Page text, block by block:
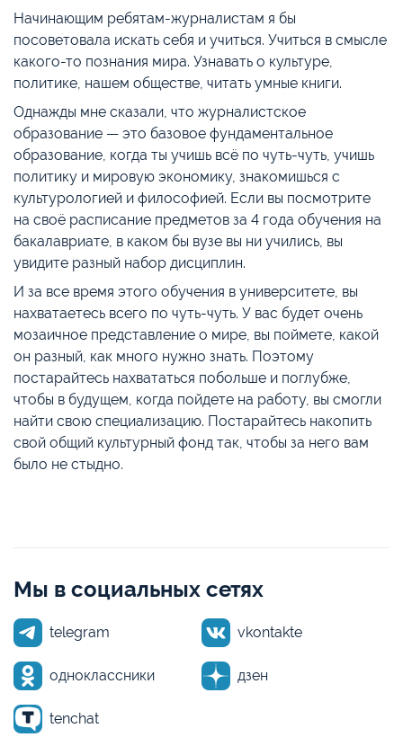
Начинающим ребятам-журналистам я бы
посоветовала искать себя и учиться. Учиться в смысле
какого-то познания мира. Узнавать о культуре,
политике, нашем обществе, читать умные книги.
Однажды мне сказали, что журналистское
образование — это базовое фундаментальное
образование, когда ты учишь всё по чуть-чуть, учишь
политику и мировую экономику, знакомишься с
культурологией и философией. Если вы посмотрите
на своё расписание предметов за 4 года обучения на
бакалавриате, в каком бы вузе вы ни учились, вы
увидите разный набор дисциплин.
И за все время этого обучения в университете, вы
нахватаетесь всего по чуть-чуть. У вас будет очень
мозаичное представление о мире, вы поймете, какой
он разный, как много нужно знать. Поэтому
постарайтесь нахвататься побольше и поглубже,
чтобы в будущем, когда пойдете на работу, вы смогли
найти свою специализацию. Постарайтесь накопить
свой общий культурный фонд так, чтобы за него вам
было не стыдно.
Мы в социальных сетях
telegram vkontakte
одноклассники дзен
tenchat